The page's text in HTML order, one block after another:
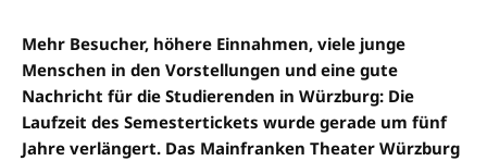
Mehr Besucher, höhere Einnahmen, viele junge
Menschen in den Vorstellungen und eine gute
Nachricht für die Studierenden in Würzburg: Die
Laufzeit des Semestertickets wurde gerade um fünf
Jahre verlängert. Das Mainfranken Theater Würzburg